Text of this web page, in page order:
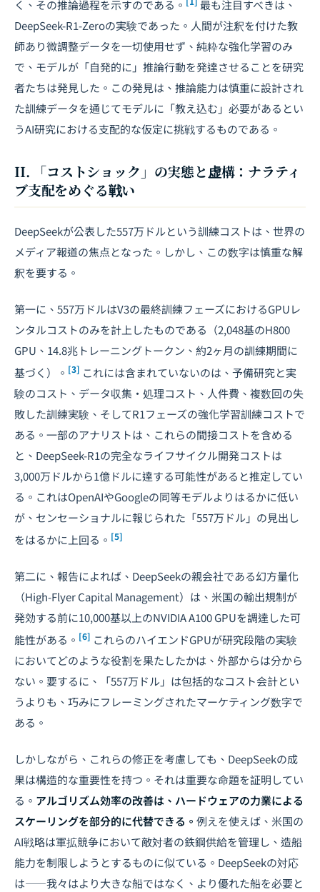
く、その推論過程を示すのである。
最も注目すべきは、
DeepSeek-R1-Zeroの実験であった。人間が注釈を付けた教
師あり微調整データを一切使用せず、純粋な強化学習のみ
で、モデルが「自発的に」推論行動を発達させることを研究
者たちは発見した。この発見は、推論能力は慎重に設計され
た訓練データを通じてモデルに「教え込む」必要があるとい
うAI研究における支配的な仮定に挑戦するものである。
II. 「コストショック」の実態と虚構：ナラティ
ブ支配をめぐる戦い
DeepSeekが公表した557万ドルという訓練コストは、世界の
メディア報道の焦点となった。しかし、この数字は慎重な解
釈を要する。
第一に、557万ドルはV3の最終訓練フェーズにおけるGPUレ
ンタルコストのみを計上したものである（2,048基のH800
GPU、14.8兆トレーニングトークン、約2ヶ月の訓練期間に
基づく）。 [3] これには含まれていないのは、予備研究と実
験のコスト、データ収集・処理コスト、人件費、複数回の失
敗した訓練実験、そしてR1フェーズの強化学習訓練コストで
ある。一部のアナリストは、これらの間接コストを含める
と、DeepSeek-R1の完全なライフサイクル開発コストは
3,000万ドルから1億ドルに達する可能性があると推定してい
る。これはOpenAIやGoogleの同等モデルよりはるかに低い
が、センセーショナルに報じられた「557万ドル」の見出し
をはるかに上回る。 [5]
第二に、報告によれば、DeepSeekの親会社である幻方量化
（High-Flyer Capital Management）は、米国の輸出規制が
発効する前に10,000基以上のNVIDIA A100 GPUを調達した可
能性がある。 [6] これらのハイエンドGPUが研究段階の実験
においてどのような役割を果たしたかは、外部からは分から
ない。要するに、「557万ドル」は包括的なコスト会計とい
うよりも、巧みにフレーミングされたマーケティング数字で
ある。
しかしながら、これらの修正を考慮しても、DeepSeekの成
果は構造的な重要性を持つ。それは重要な命題を証明してい
る。 アルゴリズム効率の改善は、ハードウェアの力業による
スケーリングを部分的に代替できる。 例えを使えば、米国の
AI戦略は軍拡競争において敵対者の鉄鋼供給を管理し、造船
能力を制限しようとするものに似ている。DeepSeekの対応
は――我々はより大きな船ではなく、より優れた船を必要と